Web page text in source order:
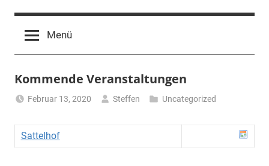
Menü
Kommende Veranstaltungen
Februar 13, 2020 Steffen Uncategorized
Sattelhof